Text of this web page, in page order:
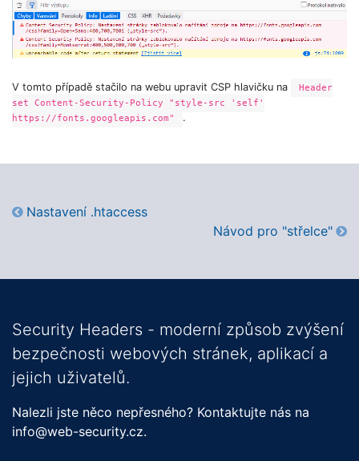
V tomto případě stačilo na webu upravit CSP hlavičku na
Header
set Content-Security-Policy "style-src 'self'
https://fonts.googleapis.com"
.
Nastavení .htaccess
Návod pro "střelce"
Security Headers - moderní způsob zvýšení
bezpečnosti webových stránek, aplikací a
jejich uživatelů.
Nalezli jste něco nepřesného? Kontaktujte nás na
info@web-security.cz.